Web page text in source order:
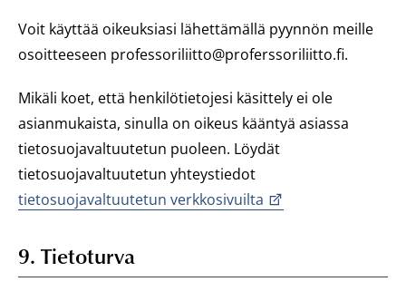
Voit käyttää oikeuksiasi lähettämällä pyynnön meille
osoitteeseen professoriliitto@proferssoriliitto.fi.
Mikäli koet, että henkilötietojesi käsittely ei ole
asianmukaista, sinulla on oikeus kääntyä asiassa
tietosuojavaltuutetun puoleen. Löydät
tietosuojavaltuutetun yhteystiedot
tietosuojavaltuutetun verkkosivuilta
9. Tietoturva